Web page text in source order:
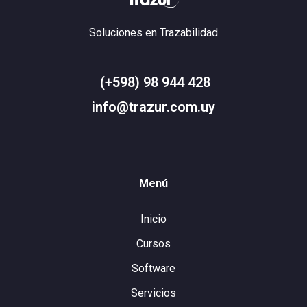
Soluciones en Trazabilidad
(+598) 98 944 428
info@trazur.com.uy
Menú
Inicio
Cursos
Software
Servicios